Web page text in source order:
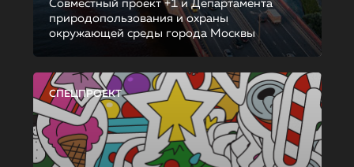
Совместный проект +1 и Департамента
природопользования и охраны
окружающей среды города Москвы
СПЕЦПРОЕКТ